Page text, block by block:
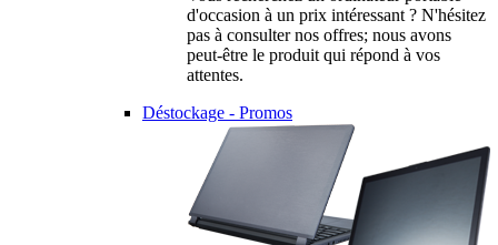
d'occasion à un prix intéressant ? N'hésitez
pas à consulter nos offres; nous avons
peut-être le produit qui répond à vos
attentes.
Déstockage - Promos